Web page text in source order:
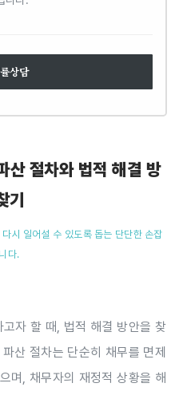
상담
산 절차와 법적 해결 방
기
시 일어설 수 있도록 돕는 단단한 손잡
다.
자 할 때, 법적 해결 방안을 찾
산 절차는 단순히 채무를 면제
며, 채무자의 재정적 상황을 해